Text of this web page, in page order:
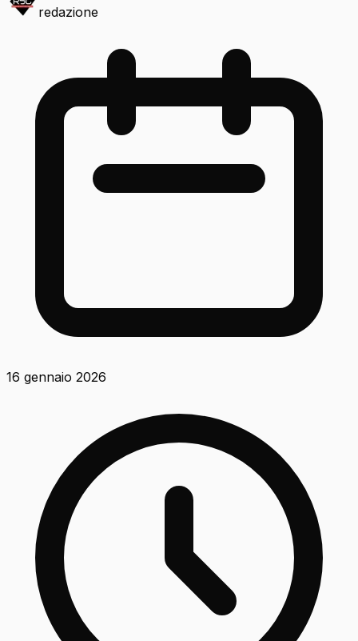
redazione
16 gennaio 2026